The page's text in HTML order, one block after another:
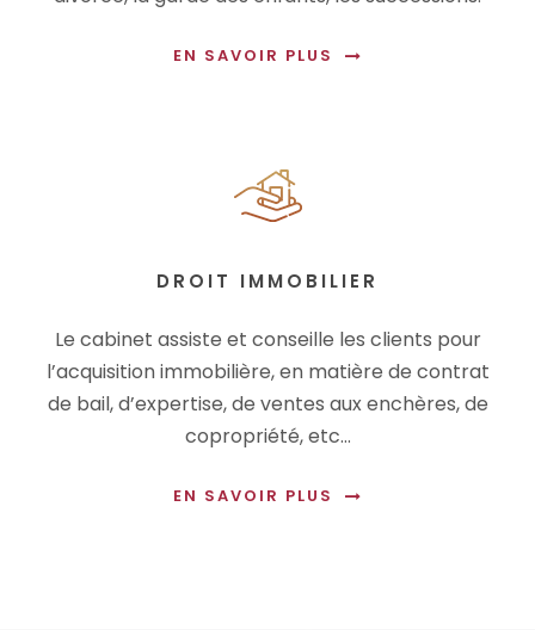
EN SAVOIR PLUS
DROIT IMMOBILIER
Le cabinet assiste et conseille les clients pour
l’acquisition immobilière, en matière de contrat
de bail, d’expertise, de ventes aux enchères, de
copropriété, etc…
EN SAVOIR PLUS